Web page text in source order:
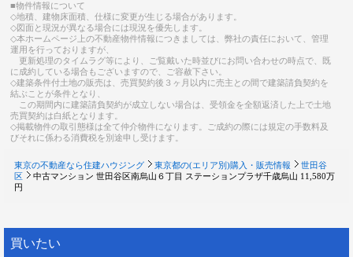
■物件情報について
◇地積、建物床面積、仕様に変更が生じる場合があります。
◇図面と現況が異なる場合には現況を優先します。
◇本ホームページ上の不動産物件情報につきましては、弊社の責任において、管理
運用を行っておりますが、
更新処理のタイムラグ等により、ご覧戴いた時並びにお問い合わせの時点で、既
に成約している場合もございますので、ご容赦下さい。
◇建築条件付土地の販売は、売買契約後３ヶ月以内に売主との間で建築請負契約を
結ぶことが条件となり、
この期間内に建築請負契約が成立しない場合は、受領金を全額返済した上で土地
売買契約は白紙となります。
◇掲載物件の取引態様は全て仲介物件になります。ご成約の際には規定の手数料及
びそれに係わる消費税を別途申し受けます。
東京の不動産なら住建ハウジング 東京都の(エリア別)購入・販売情報
世田谷
区
中古マンション 世田谷区南烏山６丁目 ステーションプラザ千歳烏山 11,580万
円
買いたい